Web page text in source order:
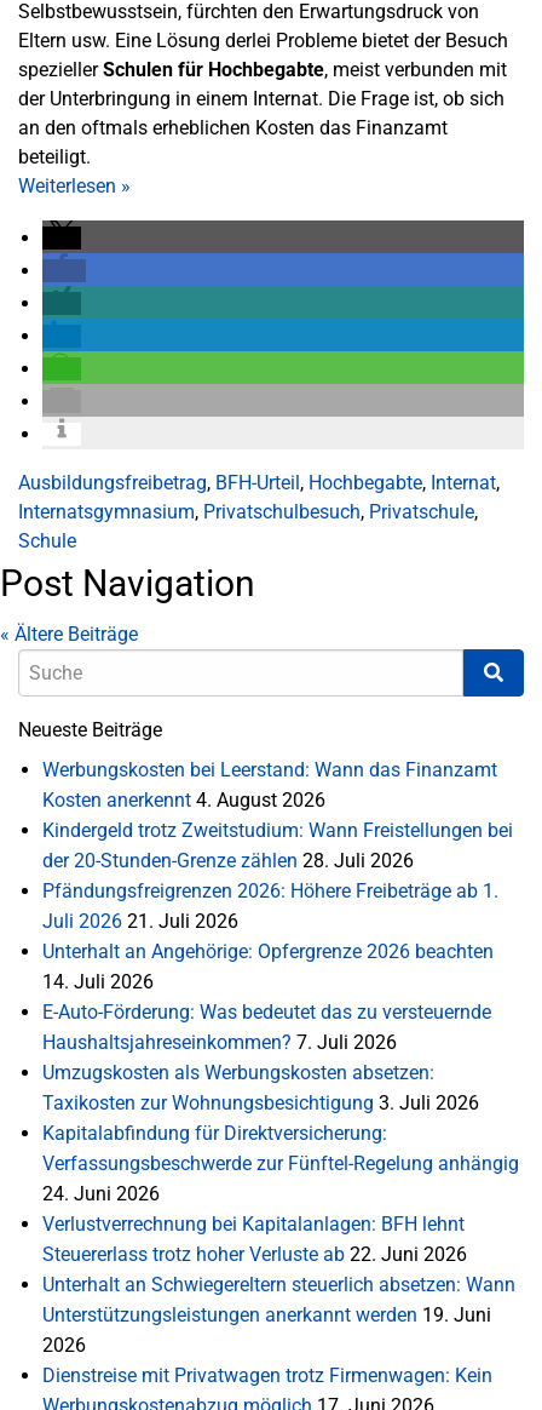
Selbstbewusstsein, fürchten den Erwartungsdruck von
Eltern usw. Eine Lösung derlei Probleme bietet der Besuch
speziellerSchulen für Hochbegabte, meist verbunden mit
der Unterbringung in einem Internat. Die Frage ist, ob sich
an den oftmals erheblichen Kosten das Finanzamt
beteiligt.
Weiterlesen »
Ausbildungsfreibetrag, BFH-Urteil, Hochbegabte, Internat,
Internatsgymnasium, Privatschulbesuch, Privatschule,
Schule
Post Navigation
« Ältere Beiträge
Neueste Beiträge
Werbungskosten bei Leerstand: Wann das Finanzamt
Kosten anerkennt 4. August 2026
Kindergeld trotz Zweitstudium: Wann Freistellungen bei
der 20-Stunden-Grenze zählen 28. Juli 2026
Pfändungsfreigrenzen 2026: Höhere Freibeträge ab 1.
Juli 2026 21. Juli 2026
Unterhalt an Angehörige: Opfergrenze 2026 beachten
14. Juli 2026
E-Auto-Förderung: Was bedeutet das zu versteuernde
Haushaltsjahreseinkommen? 7. Juli 2026
Umzugskosten als Werbungskosten absetzen:
Taxikosten zur Wohnungsbesichtigung 3. Juli 2026
Kapitalabfindung für Direktversicherung:
Verfassungsbeschwerde zur Fünftel-Regelung anhängig
24. Juni 2026
Verlustverrechnung bei Kapitalanlagen: BFH lehnt
Steuererlass trotz hoher Verluste ab 22. Juni 2026
Unterhalt an Schwiegereltern steuerlich absetzen: Wann
Unterstützungsleistungen anerkannt werden 19. Juni
2026
Dienstreise mit Privatwagen trotz Firmenwagen: Kein